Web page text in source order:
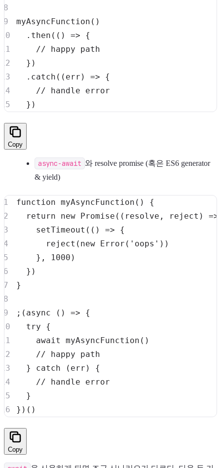
myAsyncFunction ( )
. then ( ( ) =>
{
// happy path
} )
. catch ( ( err ) =>
{
// handle error
} )
Copy
async-await 와 resolve promise (혹은 ES6 generator
& yield)
function myAsyncFunction ( )
{
return
new Promise ( ( resolve , reject )
=>
setTimeout ( ( ) =>
{
reject ( new Error ( 'oops' ) )
} , 1000 )
} )
}
; ( async ( ) =>
{
try
{
await
myAsyncFunction ( )
// happy path
}
catch ( err )
{
// handle error
}
} ) ( )
Copy